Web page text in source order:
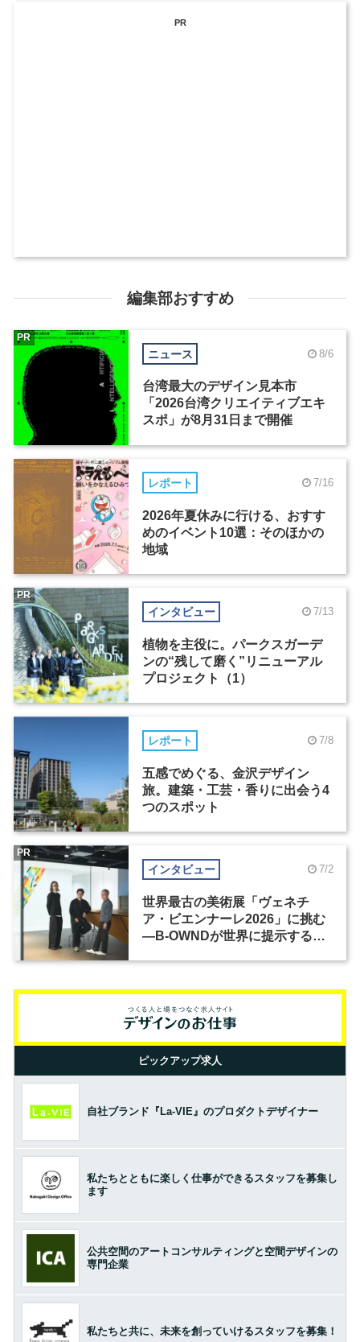
PR
編集部おすすめ
ニュース 8/6
台湾最大のデザイン見本市
「2026台湾クリエイティブエキ
スポ」が8月31日まで開催
PR
レポート 7/16
2026年夏休みに行ける、おすす
めのイベント10選：そのほかの
地域
インタビュー 7/13
植物を主役に。パークスガーデ
ンの“残して磨く”リニューアル
プロジェクト（1）
PR
レポート 7/8
五感でめぐる、金沢デザイン
旅。建築・工芸・香りに出会う4
つのスポット
インタビュー 7/2
世界最古の美術展「ヴェネチ
ア・ビエンナーレ2026」に挑む
―B-OWNDが世界に提示する美
PR
ピックアップ求人
自社ブランド『La-VIE』のプロダクトデザイナー
私たちとともに楽しく仕事ができるスタッフを募集し
ます
公共空間のアートコンサルティングと空間デザインの
専門企業
私たちと共に、未来を創っていけるスタッフを募集！